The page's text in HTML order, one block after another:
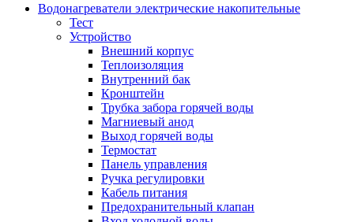
Водонагреватели электрические накопительные
Тест
Устройство
Внешний корпус
Теплоизоляция
Внутренний бак
Кронштейн
Трубка забора горячей воды
Магниевый анод
Выход горячей воды
Термостат
Панель управления
Ручка регулировки
Кабель питания
Предохранительный клапан